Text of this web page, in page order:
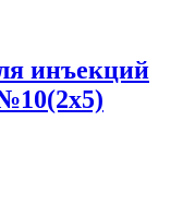
инъекций